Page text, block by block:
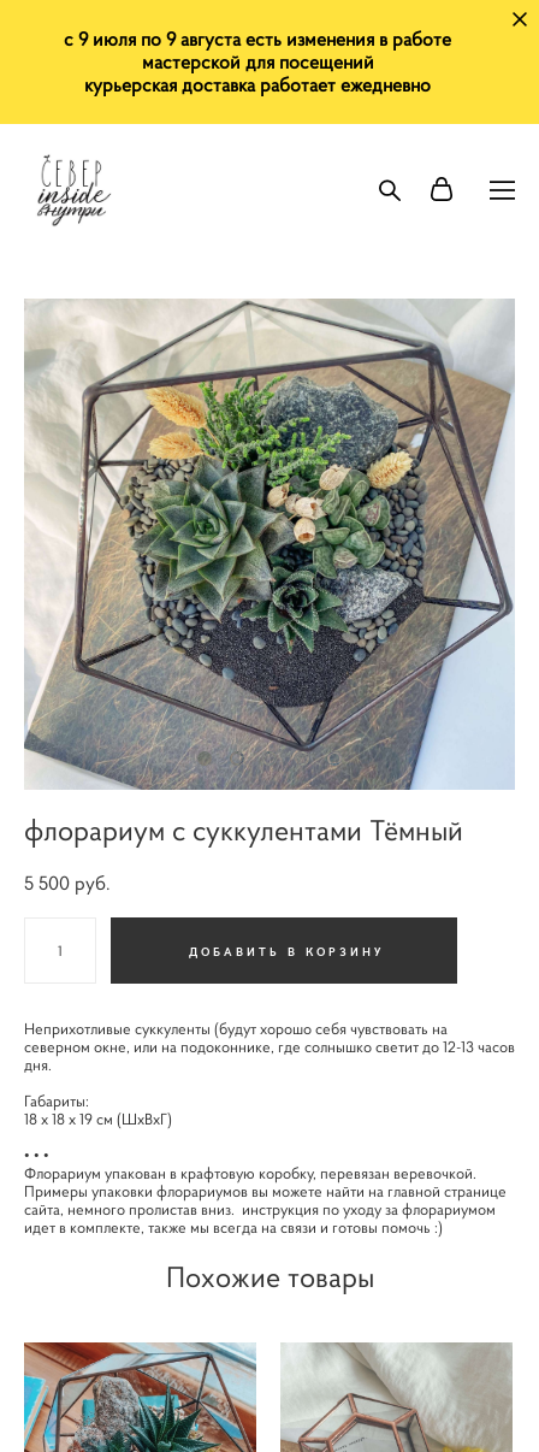
с 9 июля по 9 августа есть изменения в работе
мастерской для посещений
курьерская доставка работает ежедневно
флорариум с суккулентами Тёмный
5 500 pуб.
ДОБАВИТЬ В КОРЗИНУ
Неприхотливые суккуленты (будут хорошо себя чувствовать на
северном окне, или на подоконнике, где солнышко светит до 12-13 часов
дня.
Габариты:
18 х 18 х 19 см (ШхВхГ)
• • •
Флорариум упакован в крафтовую коробку, перевязан веревочкой.
Примеры упаковки флорариумов вы можете найти на главной странице
сайта, немного пролистав вниз. инструкция по уходу за флорариумом
идет в комплекте, также мы всегда на связи и готовы помочь :)
Похожие товары